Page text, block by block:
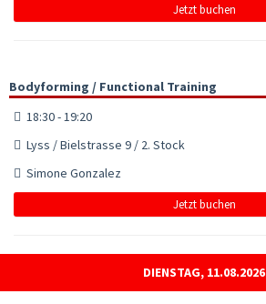
Jetzt buchen
Bodyforming / Functional Training
18:30 - 19:20
Lyss / Bielstrasse 9 / 2. Stock
Simone Gonzalez
Jetzt buchen
DIENSTAG, 11.08.2026